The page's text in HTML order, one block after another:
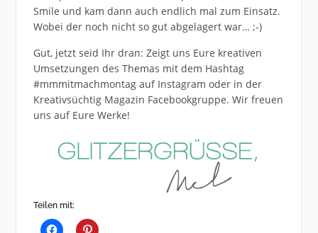
Smile und kam dann auch endlich mal zum Einsatz.
Wobei der noch nicht so gut abgelagert war… ;-)
Gut, jetzt seid Ihr dran: Zeigt uns Eure kreativen
Umsetzungen des Themas mit dem Hashtag
#mmmitmachmontag auf Instagram oder in der
Kreativsüchtig Magazin Facebookgruppe. Wir freuen
uns auf Eure Werke!
Teilen mit: